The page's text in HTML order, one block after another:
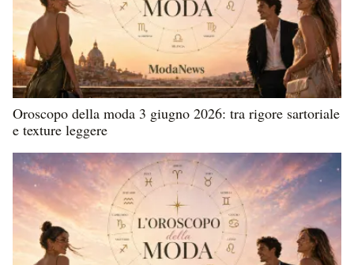
Oroscopo della moda 3 giugno 2026: tra rigore sartoriale
e texture leggere